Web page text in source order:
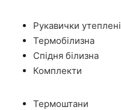
Рукавички утеплені
Термобілизна
Спідня білизна
Комплекти
Термоштани